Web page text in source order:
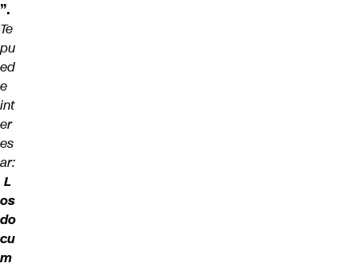
”.
Te
pu
ed
e
int
er
es
ar:
L
os
do
cu
m